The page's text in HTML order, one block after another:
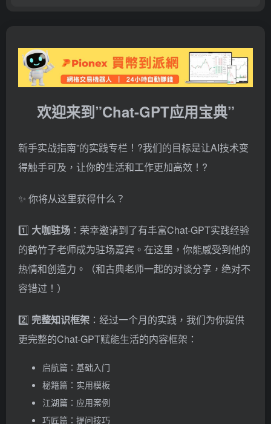
欢迎来到”Chat-GPT应用宝典”
新手实战指南”的实践专栏！?我们的目标是让AI技术变
得触手可及，让你的生活和工作更加高效！?
✨ 你将从这里获得什么？
1️⃣ 大咖驻场 ：荣幸邀请到了有丰富Chat-GPT实践经验
的鹤竹子老师成为驻场嘉宾。在这里，你能感受到他的
热情和创造力。（和古典老师一起的对谈分享，绝对不
容错过！）
2️⃣ 完整知识框架 ：经过一个月的实践，我们为你提供
更完整的Chat-GPT赋能生活的内容框架：
启航篇：基础入门
秘籍篇：实用模板
江湖篇：应用案例
巧匠篇：提问技巧